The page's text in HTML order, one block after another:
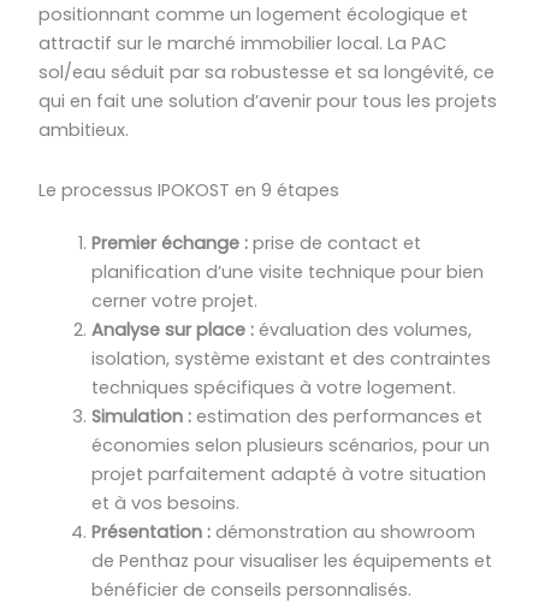
positionnant comme un logement écologique et
attractif sur le marché immobilier local. La PAC
sol/eau séduit par sa robustesse et sa longévité, ce
qui en fait une solution d’avenir pour tous les projets
ambitieux.
Le processus IPOKOST en 9 étapes
Premier échange :prise de contact et
planification d’une visite technique pour bien
cerner votre projet.
Analyse sur place :évaluation des volumes,
isolation, système existant et des contraintes
techniques spécifiques à votre logement.
Simulation :estimation des performances et
économies selon plusieurs scénarios, pour un
projet parfaitement adapté à votre situation
et à vos besoins.
Présentation :démonstration au showroom
de Penthaz pour visualiser les équipements et
bénéficier de conseils personnalisés.